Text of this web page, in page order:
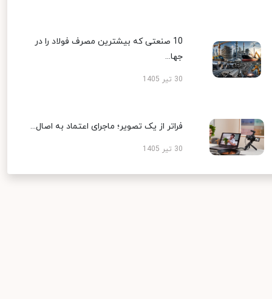
10 صنعتی که بیشترین مصرف فولاد را در
جها...
30 تیر 1405
فراتر از یک تصویر؛ ماجرای اعتماد به اصال...
30 تیر 1405